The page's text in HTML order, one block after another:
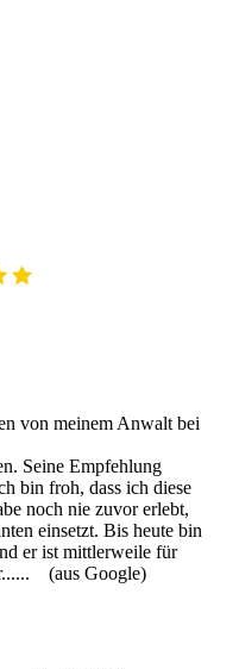
von meinem Anwalt bei
Seine Empfehlung
bin froh, dass ich diese
noch nie zuvor erlebt,
einsetzt. Bis heute bin
er ist mittlerweile für
(aus Google)